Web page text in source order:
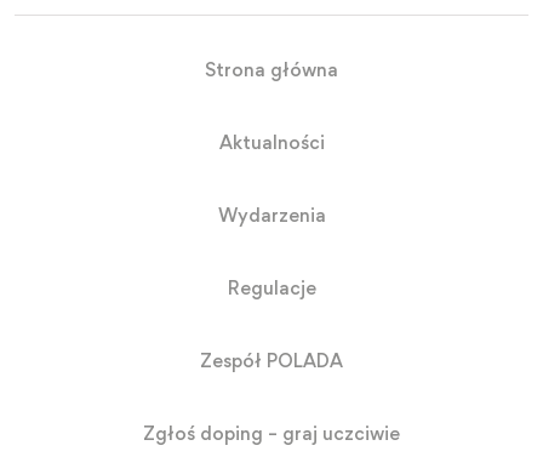
Strona główna
Aktualności
Wydarzenia
Regulacje
Zespół POLADA
Zgłoś doping – graj uczciwie